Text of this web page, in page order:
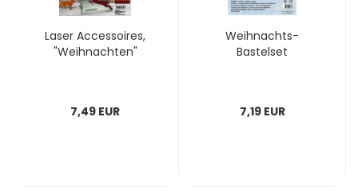
Laser Accessoires,
"Weihnachten"
7,49 EUR
Weihnachts-
Bastelset
7,19 EUR